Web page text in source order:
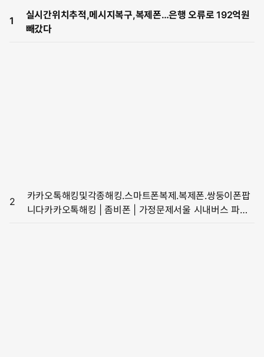
1
실시간위치추적,메시지복구,복제폰…은행 오류로 192억원
빼갔다
2
카카오톡해킹및각종해킹.스마트폰복제.복제폰.쌍둥이폰팝
니다카카오톡해킹 | 좀비폰 | 가정문제서울 시내버스 파업